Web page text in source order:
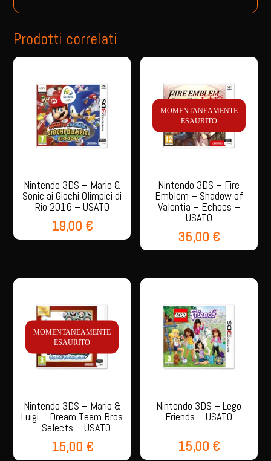
Prodotti correlati
Nintendo 3DS – Mario &
Sonic ai Giochi Olimpici di
Rio 2016 – USATO
19,00 €
MOMENTANEAMENTE
ESAURITO
Nintendo 3DS – Fire
Emblem – Shadow of
Valentia – Echoes –
USATO
35,00 €
MOMENTANEAMENTE
ESAURITO
Nintendo 3DS – Mario &
Luigi – Dream Team Bros
– Selects – USATO
15,00 €
Nintendo 3DS – Lego
Friends – USATO
15,00 €